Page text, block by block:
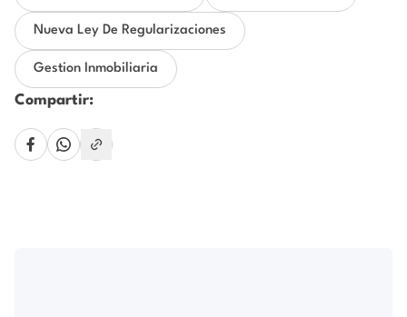
Nueva Ley De Regularizaciones
Gestion Inmobiliaria
Compartir: